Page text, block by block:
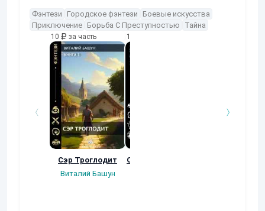
Фэнтези Городское фэнтези
Боевые искусства
Приключение Борьба С Преступностью Тайна
10 за часть
Сэр Троглодит
Виталий Башун
10
Осколки прошлого